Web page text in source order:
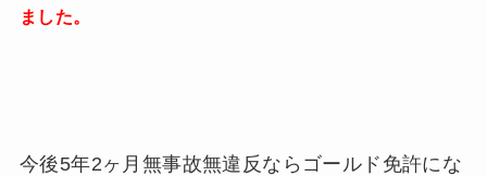
ました。
今後5年2ヶ月無事故無違反ならゴールド免許にな